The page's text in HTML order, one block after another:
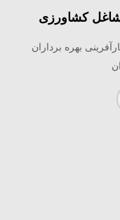
کشاورزی
بهره برداران